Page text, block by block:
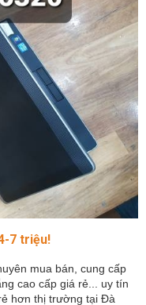
7 triệu!
mua bán, cung cấp
cao cấp giá rẻ... uy tín
hơn thị trường tại Đà